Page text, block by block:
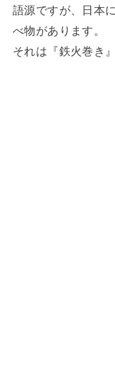
語源ですが、日本
べ物があります。
それは『鉄火巻き